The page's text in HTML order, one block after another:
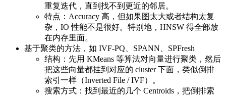
重复迭代，直到找不到更近的邻居。
特点：Accuracy 高，但如果图太大或者结构太复
杂，IO 性能不是很好。特别地，HNSW 得全部放
在内存里面。
基于聚类的方法，如 IVF-PQ、SPANN、SPFresh
结构：先用 KMeans 等算法对向量进行聚类，然后
把这些向量都挂到对应的 cluster 下面，类似倒排
索引一样（Inverted File / IVF）。
搜索方式：找到最近的几个 Centroids，把倒排索